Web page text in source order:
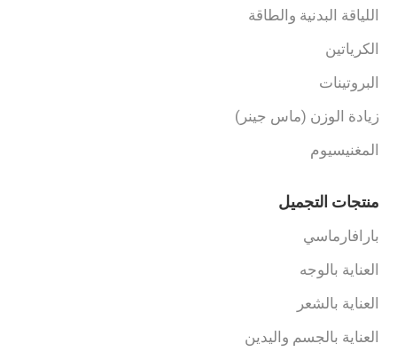
اللياقة البدنية والطاقة
الكرياتين
البروتينات
زيادة الوزن (ماس جينر)
المغنيسيوم
منتجات التجميل
بارافارماسي
العناية بالوجه
العناية بالشعر
العناية بالجسم واليدين